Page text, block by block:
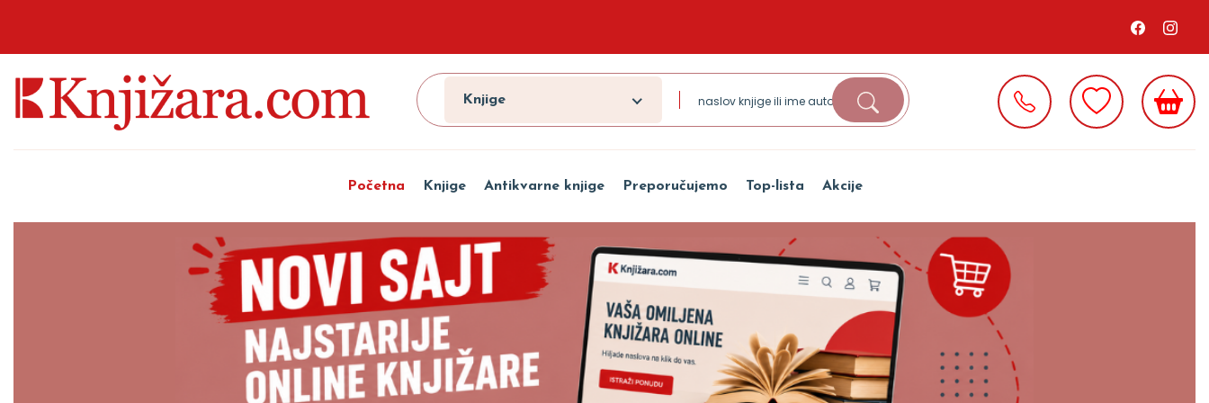
Knjige
Početna Knjige Antikvarne knjige Preporučujemo Top-lista Akcije